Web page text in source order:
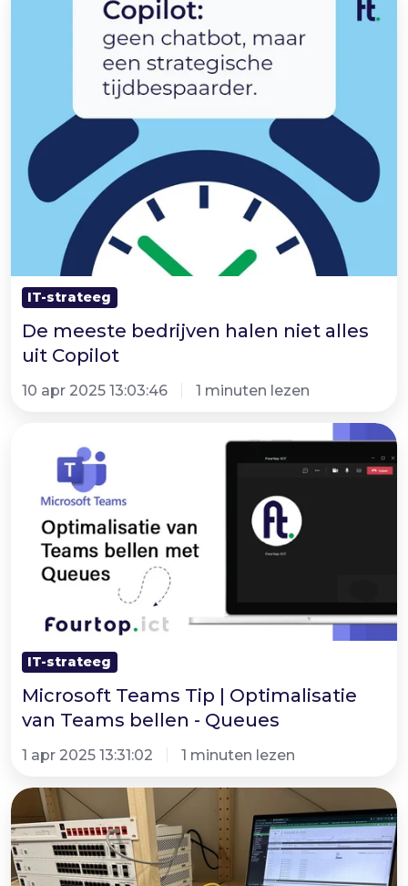
Copilot
IT-strateeg
De meeste bedrijven halen niet alles
uit Copilot
10 apr 2025 13:03:46 1 minuten lezen
Teams
Optimalisatie
Teams
bellen
Queues
IT-strateeg
Microsoft Teams Tip | Optimalisatie
van Teams bellen - Queues
1 apr 2025 13:31:02 1 minuten lezen
Verantwoorde
Netwerkstrategie?